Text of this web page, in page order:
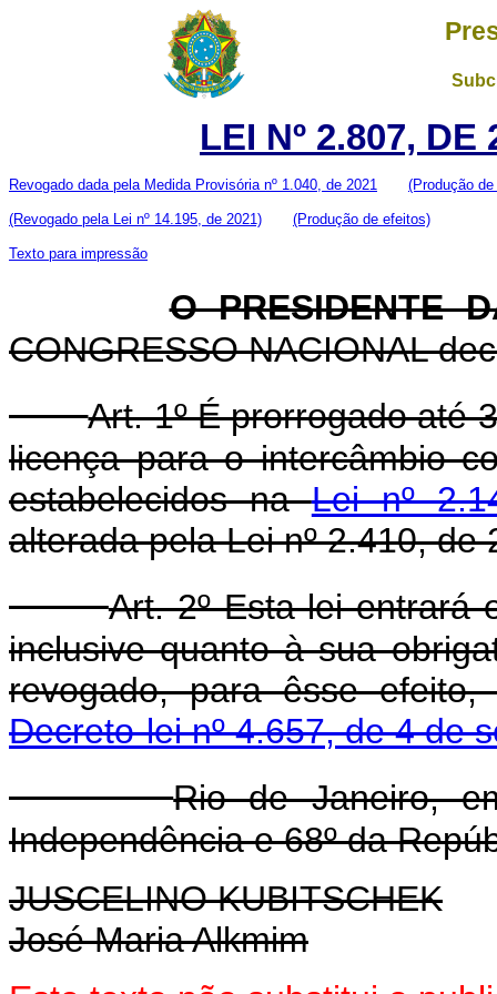
LEI Nº 2.807, DE
Revogado dada pela Medida Provisória nº 1.040, de 2021 (Produção
(Revogado pela Lei nº 14.195, de 2021) (Produção de efeitos)
Texto para impressão
O PRESIDENTE
CONGRESSO NACIONAL
Art. 1º É prorrogado até
licença para o intercâmbio
estabelecidos naLei nº
alterada pela Lei nº 2.410, de
Art. 2º Esta lei entrará
inclusive quanto à sua
revogado, para êsse
Decreto-lei nº 4.657, de 4 de
Rio de Janeiro,
Independência e 68º da
JUSCELINO KUBITSCHEK
José Maria Alkmim